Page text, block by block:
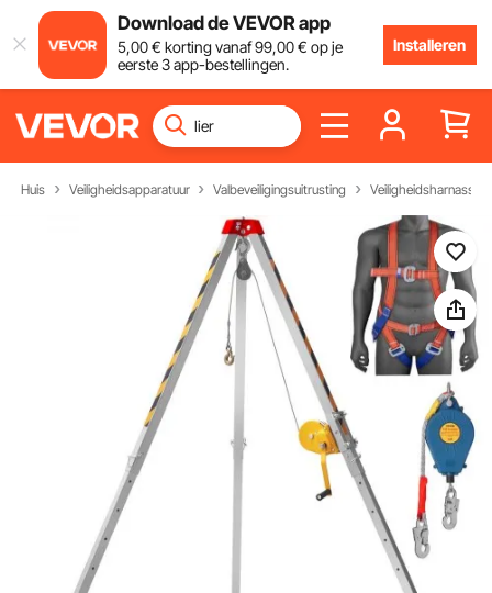
Download de VEVOR app
5,00€ korting vanaf99,00€ op je
eerste 3 app-bestellingen.
Installeren
Huis Veiligheidsapparatuur Valbeveiligingsuitrusting Veiligheidsharnassen